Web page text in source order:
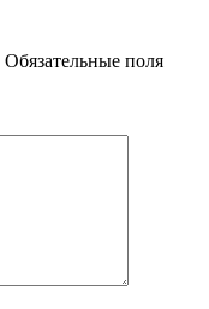
Обязательные поля